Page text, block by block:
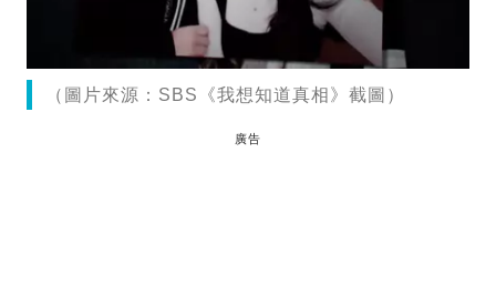
（圖片來源：SBS《我想知道真相》截圖）
廣告